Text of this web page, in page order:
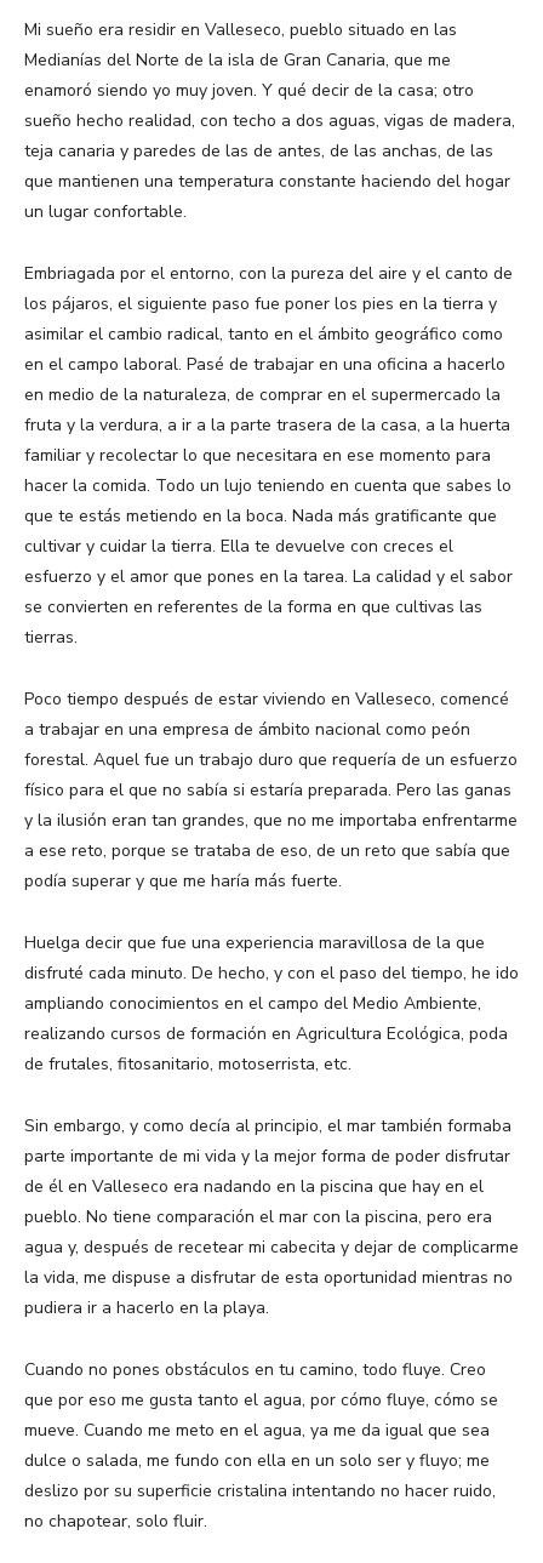
Mi sueño era residir en Valleseco, pueblo situado en las
Medianías del Norte de la isla de Gran Canaria, que me
enamoró siendo yo muy joven. Y qué decir de la casa; otro
sueño hecho realidad, con techo a dos aguas, vigas de madera,
teja canaria y paredes de las de antes, de las anchas, de las
que mantienen una temperatura constante haciendo del hogar
un lugar confortable.
Embriagada por el entorno, con la pureza del aire y el canto de
los pájaros, el siguiente paso fue poner los pies en la tierra y
asimilar el cambio radical, tanto en el ámbito geográfico como
en el campo laboral. Pasé de trabajar en una oficina a hacerlo
en medio de la naturaleza, de comprar en el supermercado la
fruta y la verdura, a ir a la parte trasera de la casa, a la huerta
familiar y recolectar lo que necesitara en ese momento para
hacer la comida. Todo un lujo teniendo en cuenta que sabes lo
que te estás metiendo en la boca. Nada más gratificante que
cultivar y cuidar la tierra. Ella te devuelve con creces el
esfuerzo y el amor que pones en la tarea. La calidad y el sabor
se convierten en referentes de la forma en que cultivas las
tierras.
Poco tiempo después de estar viviendo en Valleseco, comencé
a trabajar en una empresa de ámbito nacional como peón
forestal. Aquel fue un trabajo duro que requería de un esfuerzo
físico para el que no sabía si estaría preparada. Pero las ganas
y la ilusión eran tan grandes, que no me importaba enfrentarme
a ese reto, porque se trataba de eso, de un reto que sabía que
podía superar y que me haría más fuerte.
Huelga decir que fue una experiencia maravillosa de la que
disfruté cada minuto. De hecho, y con el paso del tiempo, he ido
ampliando conocimientos en el campo del Medio Ambiente,
realizando cursos de formación en Agricultura Ecológica, poda
de frutales, fitosanitario, motoserrista, etc.
Sin embargo, y como decía al principio, el mar también formaba
parte importante de mi vida y la mejor forma de poder disfrutar
de él en Valleseco era nadando en la piscina que hay en el
pueblo. No tiene comparación el mar con la piscina, pero era
agua y, después de recetear mi cabecita y dejar de complicarme
la vida, me dispuse a disfrutar de esta oportunidad mientras no
pudiera ir a hacerlo en la playa.
Cuando no pones obstáculos en tu camino, todo fluye. Creo
que por eso me gusta tanto el agua, por cómo fluye, cómo se
mueve. Cuando me meto en el agua, ya me da igual que sea
dulce o salada, me fundo con ella en un solo ser y fluyo; me
deslizo por su superficie cristalina intentando no hacer ruido,
no chapotear, solo fluir.